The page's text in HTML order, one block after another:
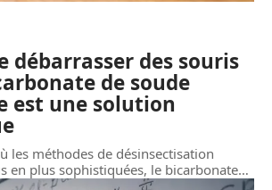
débarrasser des souris
de soude
est une solution
les méthodes de désinsectisation
en plus sophistiquées, le bicarbonate…